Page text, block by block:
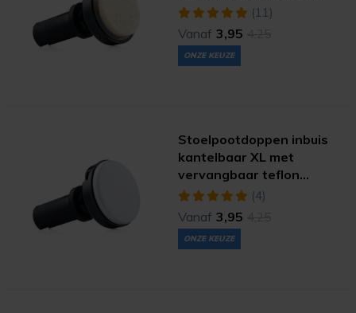
(11)
Vanaf 3,95
ONZE KEUZE
Stoelpootdoppen inbuis
kantelbaar XL met
vervangbaar teflon
(hyper)
(4)
Vanaf 3,95
ONZE KEUZE